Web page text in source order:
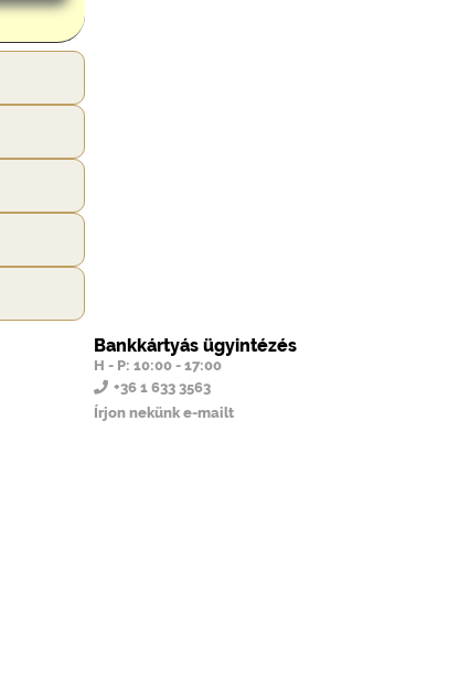
Bankkártyás ügyintézés
H - P: 10:00 - 17:00
+36 1 633 3563
Írjon nekünk e-mailt